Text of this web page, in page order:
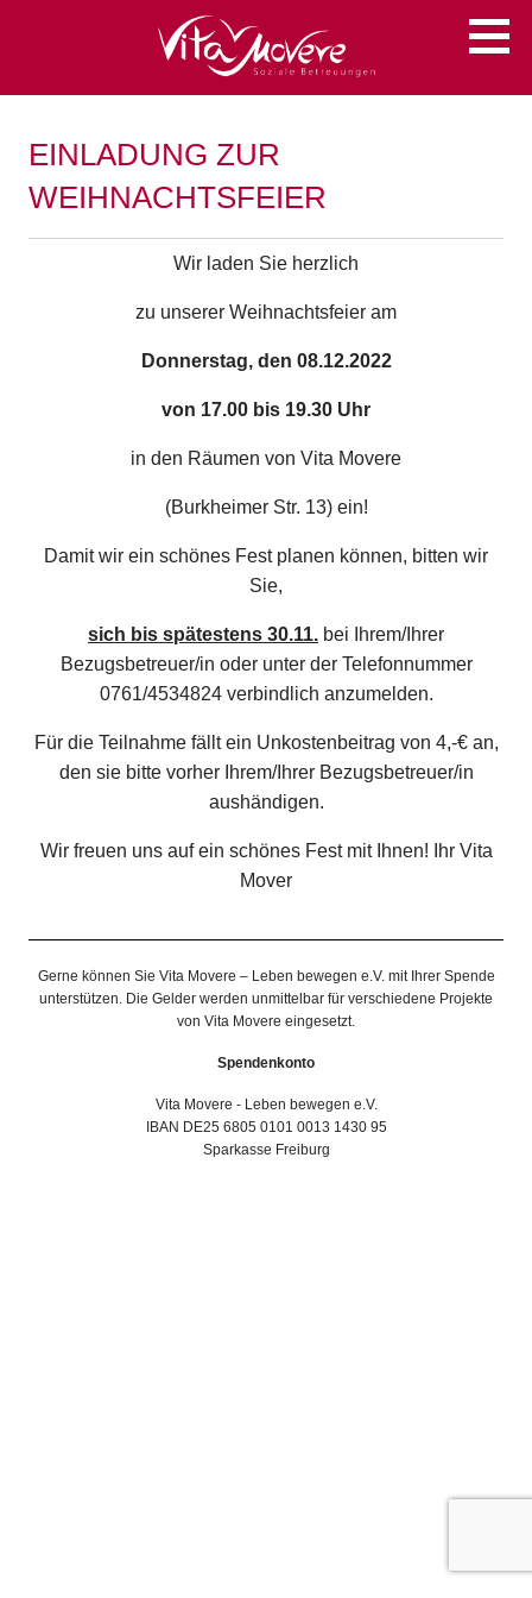
VITA MOVERE
EINLADUNG ZUR
WEIHNACHTSFEIER
Wir laden Sie herzlich
zu unserer Weihnachtsfeier am
Donnerstag, den 08.12.2022
von 17.00 bis 19.30 Uhr
in den Räumen von Vita Movere
(Burkheimer Str. 13) ein!
Damit wir ein schönes Fest planen können, bitten wir
Sie,
sich bis spätestens 30.11. bei Ihrem/Ihrer
Bezugsbetreuer/in oder unter der Telefonnummer
0761/4534824 verbindlich anzumelden.
Für die Teilnahme fällt ein Unkostenbeitrag von 4,-€ an,
den sie bitte vorher Ihrem/Ihrer Bezugsbetreuer/in
aushändigen.
Wir freuen uns auf ein schönes Fest mit Ihnen! Ihr Vita
Mover
Gerne können Sie Vita Movere – Leben bewegen e.V. mit Ihrer Spende
unterstützen. Die Gelder werden unmittelbar für verschiedene Projekte
von Vita Movere eingesetzt.
Spendenkonto
Vita Movere - Leben bewegen e.V.
IBAN DE25 6805 0101 0013 1430 95
Sparkasse Freiburg